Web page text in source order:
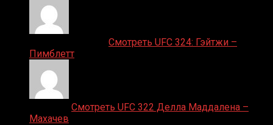
Смотреть UFC 324: Гэйтжи –
Пимблетт
Смотреть UFC 322 Делла Маддалена –
Махачев